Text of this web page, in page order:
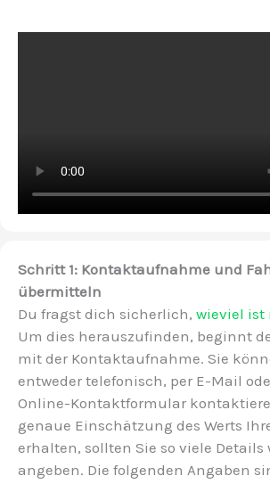
Schritt 1: Kontaktaufnahme und
übermitteln
Du fragst dich sicherlich, wieviel ist
Um dies herauszufinden, beginnt
mit der Kontaktaufnahme. Sie
entweder telefonisch, per E-Mail
Online-Kontaktformular
genaue Einschätzung des Werts
erhalten, sollten Sie so viele Details
angeben. Die folgenden Angaben